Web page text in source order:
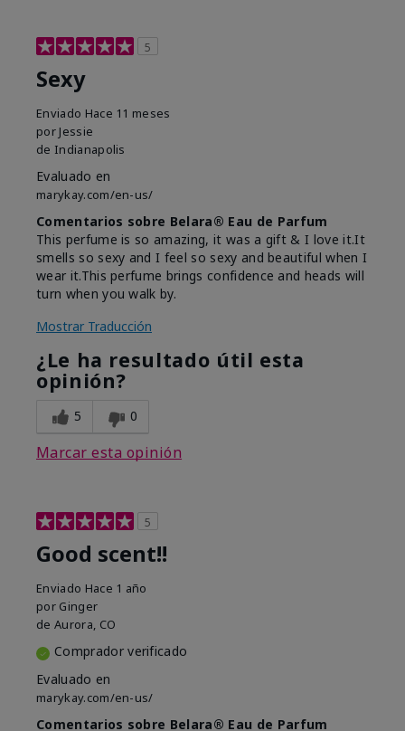
5
Sexy
Enviado Hace 11 meses
por Jessie
de Indianapolis
Evaluado en
marykay.com/en-us/
Comentarios sobre Belara® Eau de Parfum
This perfume is so amazing, it was a gift & I love it.It
smells so sexy and I feel so sexy and beautiful when I
wear it.This perfume brings confidence and heads will
turn when you walk by.
Mostrar Traducción
¿Le ha resultado útil esta
opinión?
5 0
Marcar esta opinión
5
Good scent!!
Enviado Hace 1 año
por Ginger
de Aurora, CO
Comprador verificado
Evaluado en
marykay.com/en-us/
Comentarios sobre Belara® Eau de Parfum